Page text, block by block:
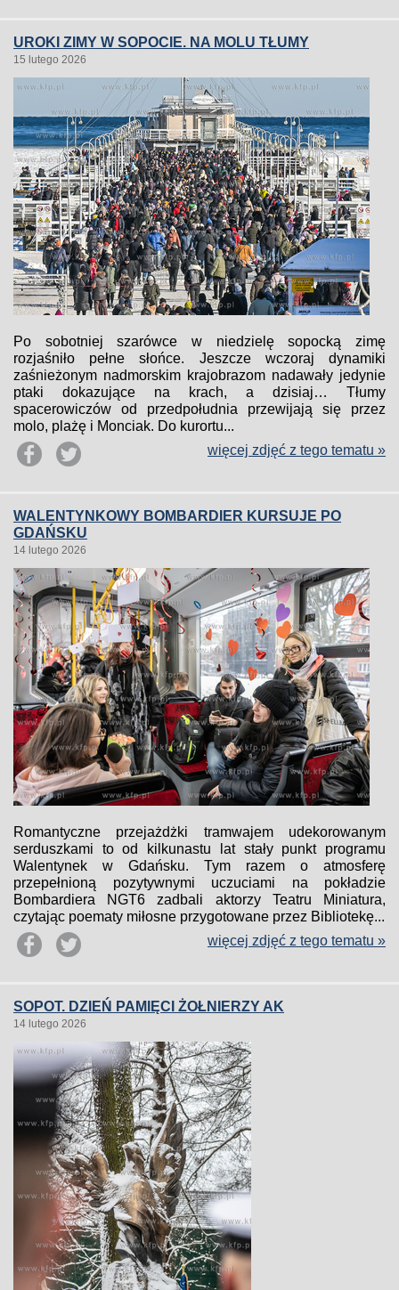
UROKI ZIMY W SOPOCIE. NA MOLU TŁUMY
15 lutego 2026
Po sobotniej szarówce w niedzielę sopocką zimę
rozjaśniło pełne słońce. Jeszcze wczoraj dynamiki
zaśnieżonym nadmorskim krajobrazom nadawały jedynie
ptaki dokazujące na krach, a dzisiaj… Tłumy
spacerowiczów od przedpołudnia przewijają się przez
molo, plażę i Monciak. Do kurortu...
więcej zdjęć z tego tematu »
WALENTYNKOWY BOMBARDIER KURSUJE PO
GDAŃSKU
14 lutego 2026
Romantyczne przejażdżki tramwajem udekorowanym
serduszkami to od kilkunastu lat stały punkt programu
Walentynek w Gdańsku. Tym razem o atmosferę
przepełnioną pozytywnymi uczuciami na pokładzie
Bombardiera NGT6 zadbali aktorzy Teatru Miniatura,
czytając poematy miłosne przygotowane przez Bibliotekę...
więcej zdjęć z tego tematu »
SOPOT. DZIEŃ PAMIĘCI ŻOŁNIERZY AK
14 lutego 2026